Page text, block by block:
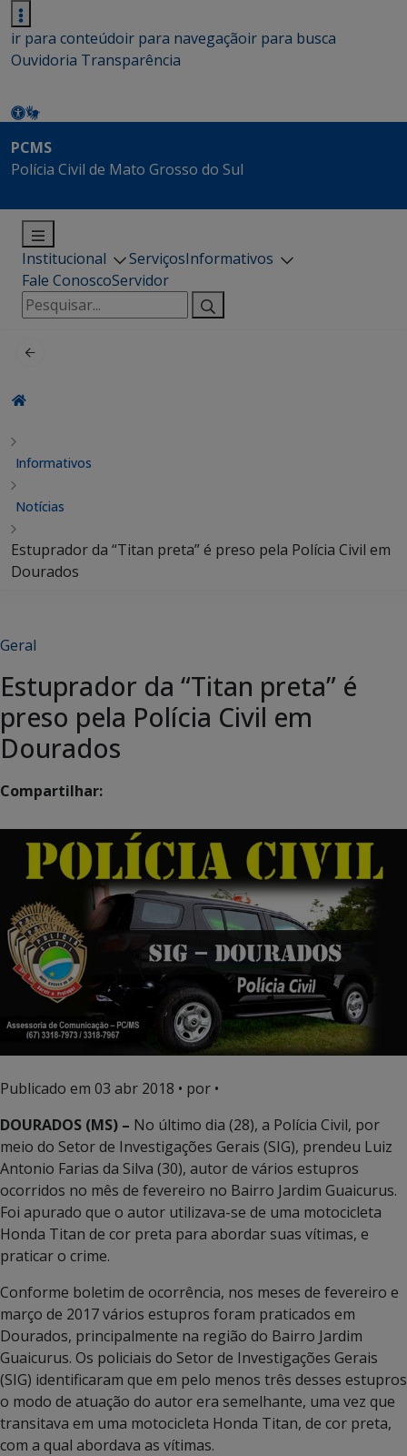
ir para conteúdoir para navegaçãoir para busca
Ouvidoria Transparência
PCMS
Polícia Civil de Mato Grosso do Sul
Institucional ServiçosInformativos
Fale ConoscoServidor
Pesquisar
por:
Informativos
Notícias
Estuprador da “Titan preta” é preso pela Polícia Civil em
Dourados
Geral
Estuprador da “Titan preta” é
preso pela Polícia Civil em
Dourados
Compartilhar:
Publicado em 03 abr 2018 • por •
DOURADOS (MS) – No último dia (28), a Polícia Civil, por
meio do Setor de Investigações Gerais (SIG), prendeu Luiz
Antonio Farias da Silva (30), autor de vários estupros
ocorridos no mês de fevereiro no Bairro Jardim Guaicurus.
Foi apurado que o autor utilizava-se de uma motocicleta
Honda Titan de cor preta para abordar suas vítimas, e
praticar o crime.
Conforme boletim de ocorrência, nos meses de fevereiro e
março de 2017 vários estupros foram praticados em
Dourados, principalmente na região do Bairro Jardim
Guaicurus. Os policiais do Setor de Investigações Gerais
(SIG) identificaram que em pelo menos três desses estupros
o modo de atuação do autor era semelhante, uma vez que
transitava em uma motocicleta Honda Titan, de cor preta,
com a qual abordava as vítimas.